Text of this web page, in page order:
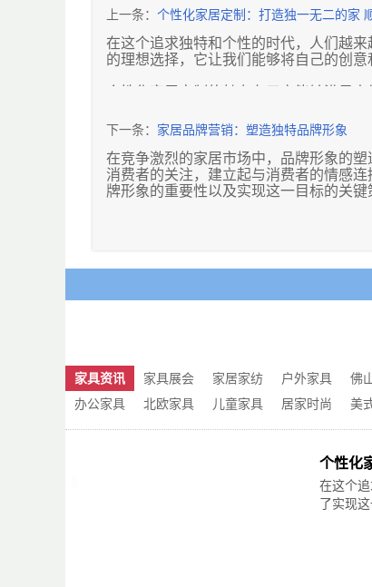
上一条： 个性化家居定制：打造独一无二的家
在这个追求独特和个性的时代，人们越
的理想选择，它让我们能够将自己的创
个性化家居定制的魅力在于它能够满足
式，而传统的家居市场往往无法完全满
式、颜色、材质，甚至可以参与到设计过
定制家居不仅体现在家具上，还可以延
制独特的储物解决方案，合理利用空间
量身定制的方式不仅能提高家居的实用
此外，个性化家居定制还能够展现个人
当然，个性化家居定制并非只是追求奢
能够让人感到温暖、舒适和放松的地方
而是成为一个真正属于自己的、独一无
让生活更加丰富多彩。
下一条： 家居品牌营销：塑造独特品牌形象
在竞争激烈的家居市场中，品牌形象的
消费者的关注，建立起与消费者的情感
牌形象的重要性以及实现这一目标的关键
首先，独特的品牌形象有助于家居企业
为了塑造独特的品牌形象，家居企业需
可以了解消费者对于家居产品的期望，
和客户服务，所有与消费者接触的点都
知和记忆，提升品牌的辨识度和忠诚度。
推出限量版产品或举办创意展览，展示
同时，提供优质的产品和卓越的客户体
有着较高的要求，只有提供高品质的产
家具资讯 家具展会 家居家纺 户外家具 佛
办公家具
北欧家具 儿童家具 居家时尚 美
个性化
在这个
了实现这